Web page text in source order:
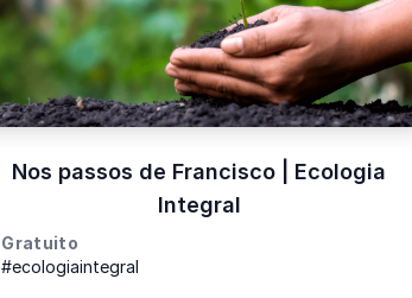
Nos passos de Francisco | Ecologia
Integral
Gratuito
#ecologiaintegral